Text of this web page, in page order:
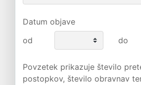
Datum objave
od
do
Povzetek prikazuje število
postopkov, število obravnav